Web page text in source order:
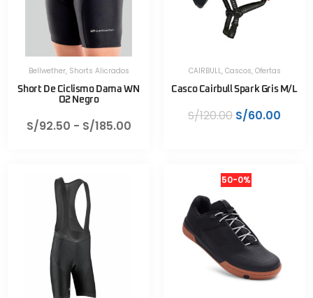
Bellwether, Shorts Alicrados
Short De Ciclismo Dama WN
O2 Negro
S/92.50 - S/185.00
CAIRBULL, Cascos, Ofertas
Casco Cairbull Spark Gris M/L
S/120.00 S/60.00
50-0%